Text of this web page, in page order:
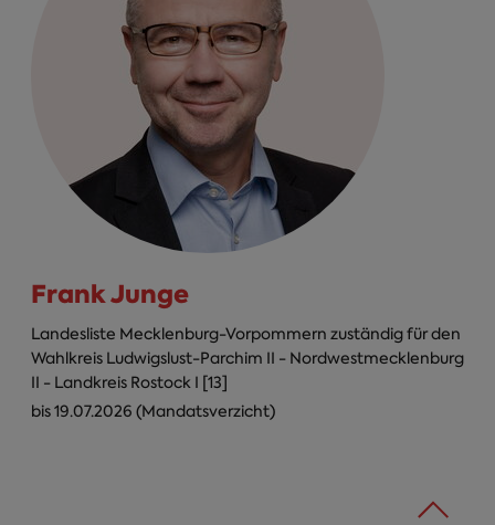
Frank Junge
Landesliste Mecklenburg-Vorpommern zuständig für den
Wahlkreis Ludwigslust-Parchim II - Nordwestmecklenburg
II - Landkreis Rostock I [13]
bis 19.07.2026 (Mandatsverzicht)